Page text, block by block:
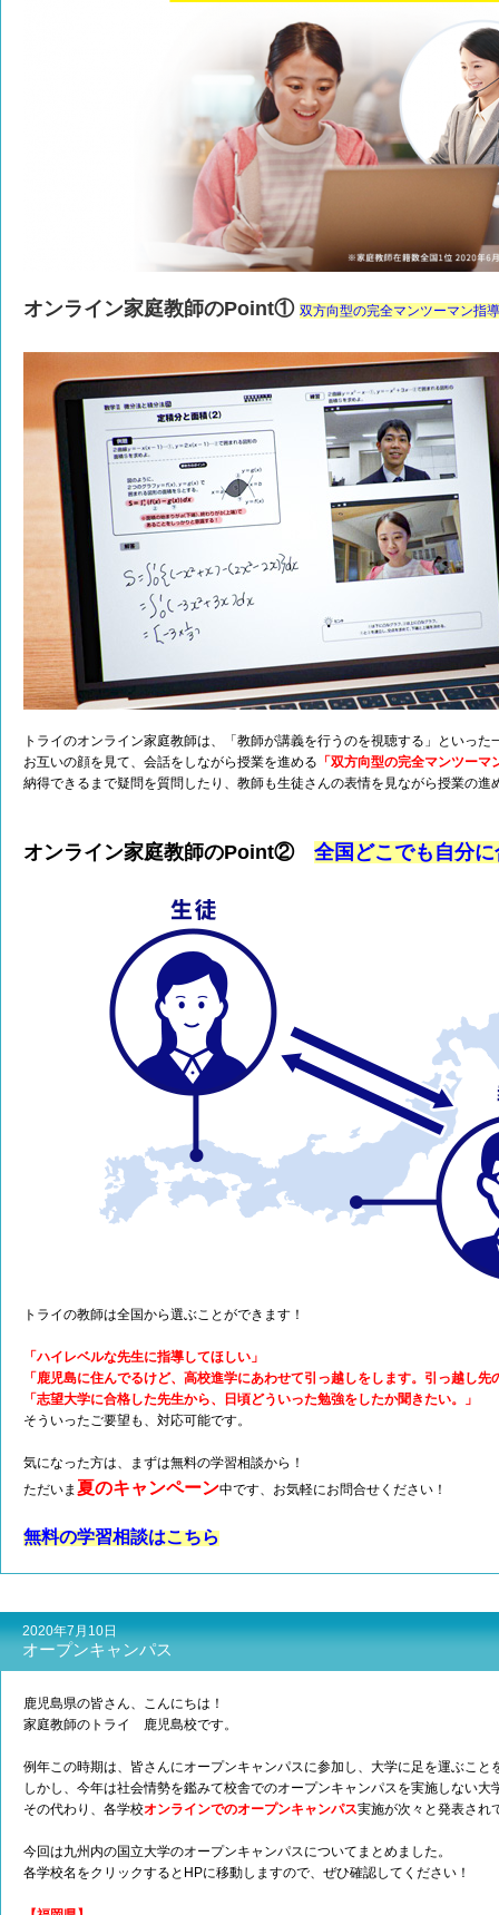
オンライン家庭教師のPoint① 双方向型の完全マンツーマン指導
トライのオンライン家庭教師は、「教師が講義を行うのを視聴する」といっ
お互いの顔を見て、会話をしながら授業を進める 「双方向型の完全マンツーマ
納得できるまで疑問を質問したり、教師も生徒さんの表情を見ながら授業の
オンライン家庭教師のPoint② 全国どこでも自分
トライの教師は全国から選ぶことができます！
「ハイレベルな先生に指導してほしい」
「鹿児島に住んでるけど、高校進学にあわせて引っ越しをします。引っ越し
「志望大学に合格した先生から、日頃どういった勉強をしたか聞きたい。」
そういったご要望も、対応可能です。
気になった方は、まずは無料の学習相談から！
ただいま 夏のキャンペーン中です、お気軽にお問合せください！
無料の学習相談はこちら
2020年7月10日
オープンキャンパス
鹿児島県の皆さん、こんにちは！
家庭教師のトライ 鹿児島校です。
例年この時期は、皆さんにオープンキャンパスに参加し、大学に足を運ぶこと
しかし、今年は社会情勢を鑑みて校舎でのオープンキャンパスを実施しない大
その代わり、各学校オンラインでのオープンキャンパス実施が次々と発表され
今回は九州内の国立大学のオープンキャンパスについてまとめました。
各学校名をクリックするとHPに移動しますので、ぜひ確認してください！